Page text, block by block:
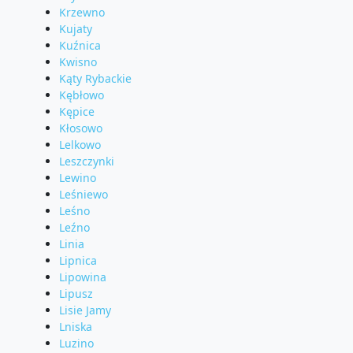
Krzewno
Kujaty
Kuźnica
Kwisno
Kąty Rybackie
Kębłowo
Kępice
Kłosowo
Lelkowo
Leszczynki
Lewino
Leśniewo
Leśno
Leźno
Linia
Lipnica
Lipowina
Lipusz
Lisie Jamy
Lniska
Luzino